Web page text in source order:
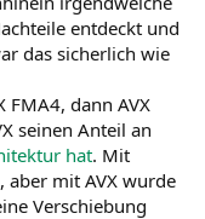
entdeckt und
das sicherlich wie
FMA4, dann AVX
seinen Anteil an
hat. Mit
aber mit AVX wurde
Verschiebung